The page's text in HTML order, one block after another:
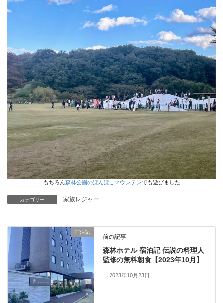
もちろん森林公園のぽんぽこマウンテンでも遊びました
カテゴリー 家族レジャー
宿泊記
前の記事
森林ホテル 宿泊記 伝説の料理人
監修の無料朝食【2023年10月】
2023年10月23日